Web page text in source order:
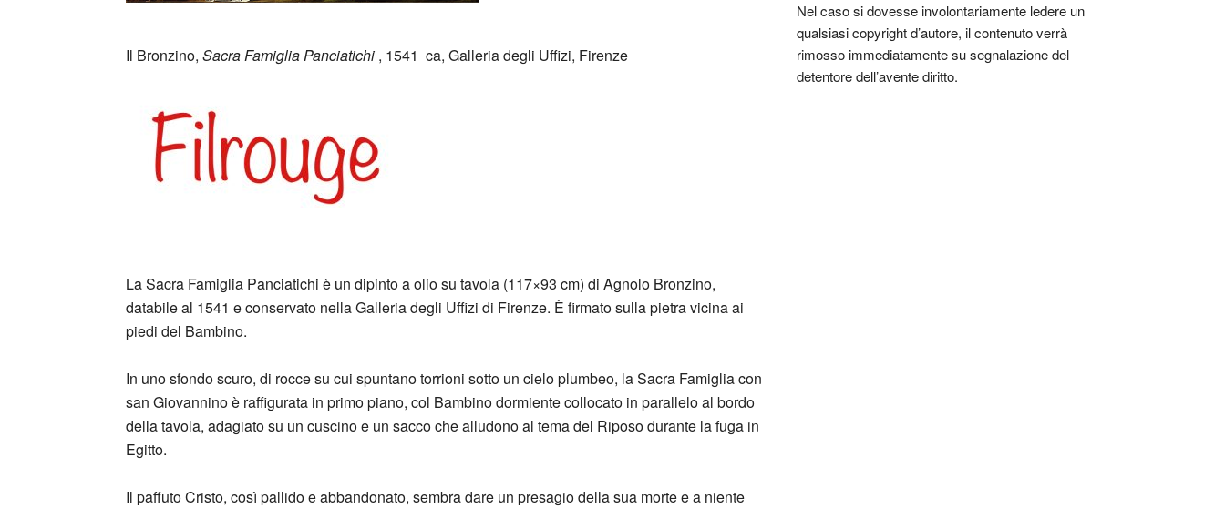
Il Bronzino, Sacra FamigliaPanciatichi , 1541 ca, Galleria degli Uffizi, Firenze
La Sacra Famiglia Panciatichi è un dipinto a olio su tavola (117×93 cm) di Agnolo Bronzino,
databile al 1541 e conservato nella Galleria degli Uffizi di Firenze. È firmato sulla pietra vicina ai
piedi del Bambino.
In uno sfondo scuro, di rocce su cui spuntano torrioni sotto un cielo plumbeo, la Sacra Famiglia con
san Giovannino è raffigurata in primo piano, col Bambino dormiente collocato in parallelo al bordo
della tavola, adagiato su un cuscino e un sacco che alludono al tema del Riposo durante la fuga in
Egitto.
Il paffuto Cristo, così pallido e abbandonato, sembra dare un presagio della sua morte e a niente
Nel caso si dovesse involontariamente ledere un
qualsiasi copyright d’autore, il contenuto verrà
rimosso immediatamente su segnalazione del
detentore dell’avente diritto.